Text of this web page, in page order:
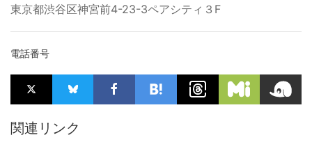
東京都渋谷区神宮前4-23-3ペアシティ３F
電話番号
関連リンク